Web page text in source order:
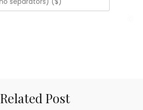
Related Post